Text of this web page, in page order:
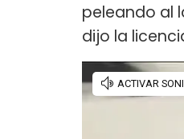
peleando al
dijo la